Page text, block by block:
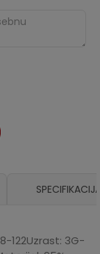
122Uzrast: 3G-